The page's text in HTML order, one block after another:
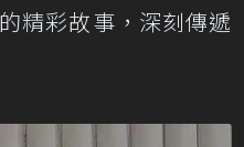
精彩故事，深刻傳遞